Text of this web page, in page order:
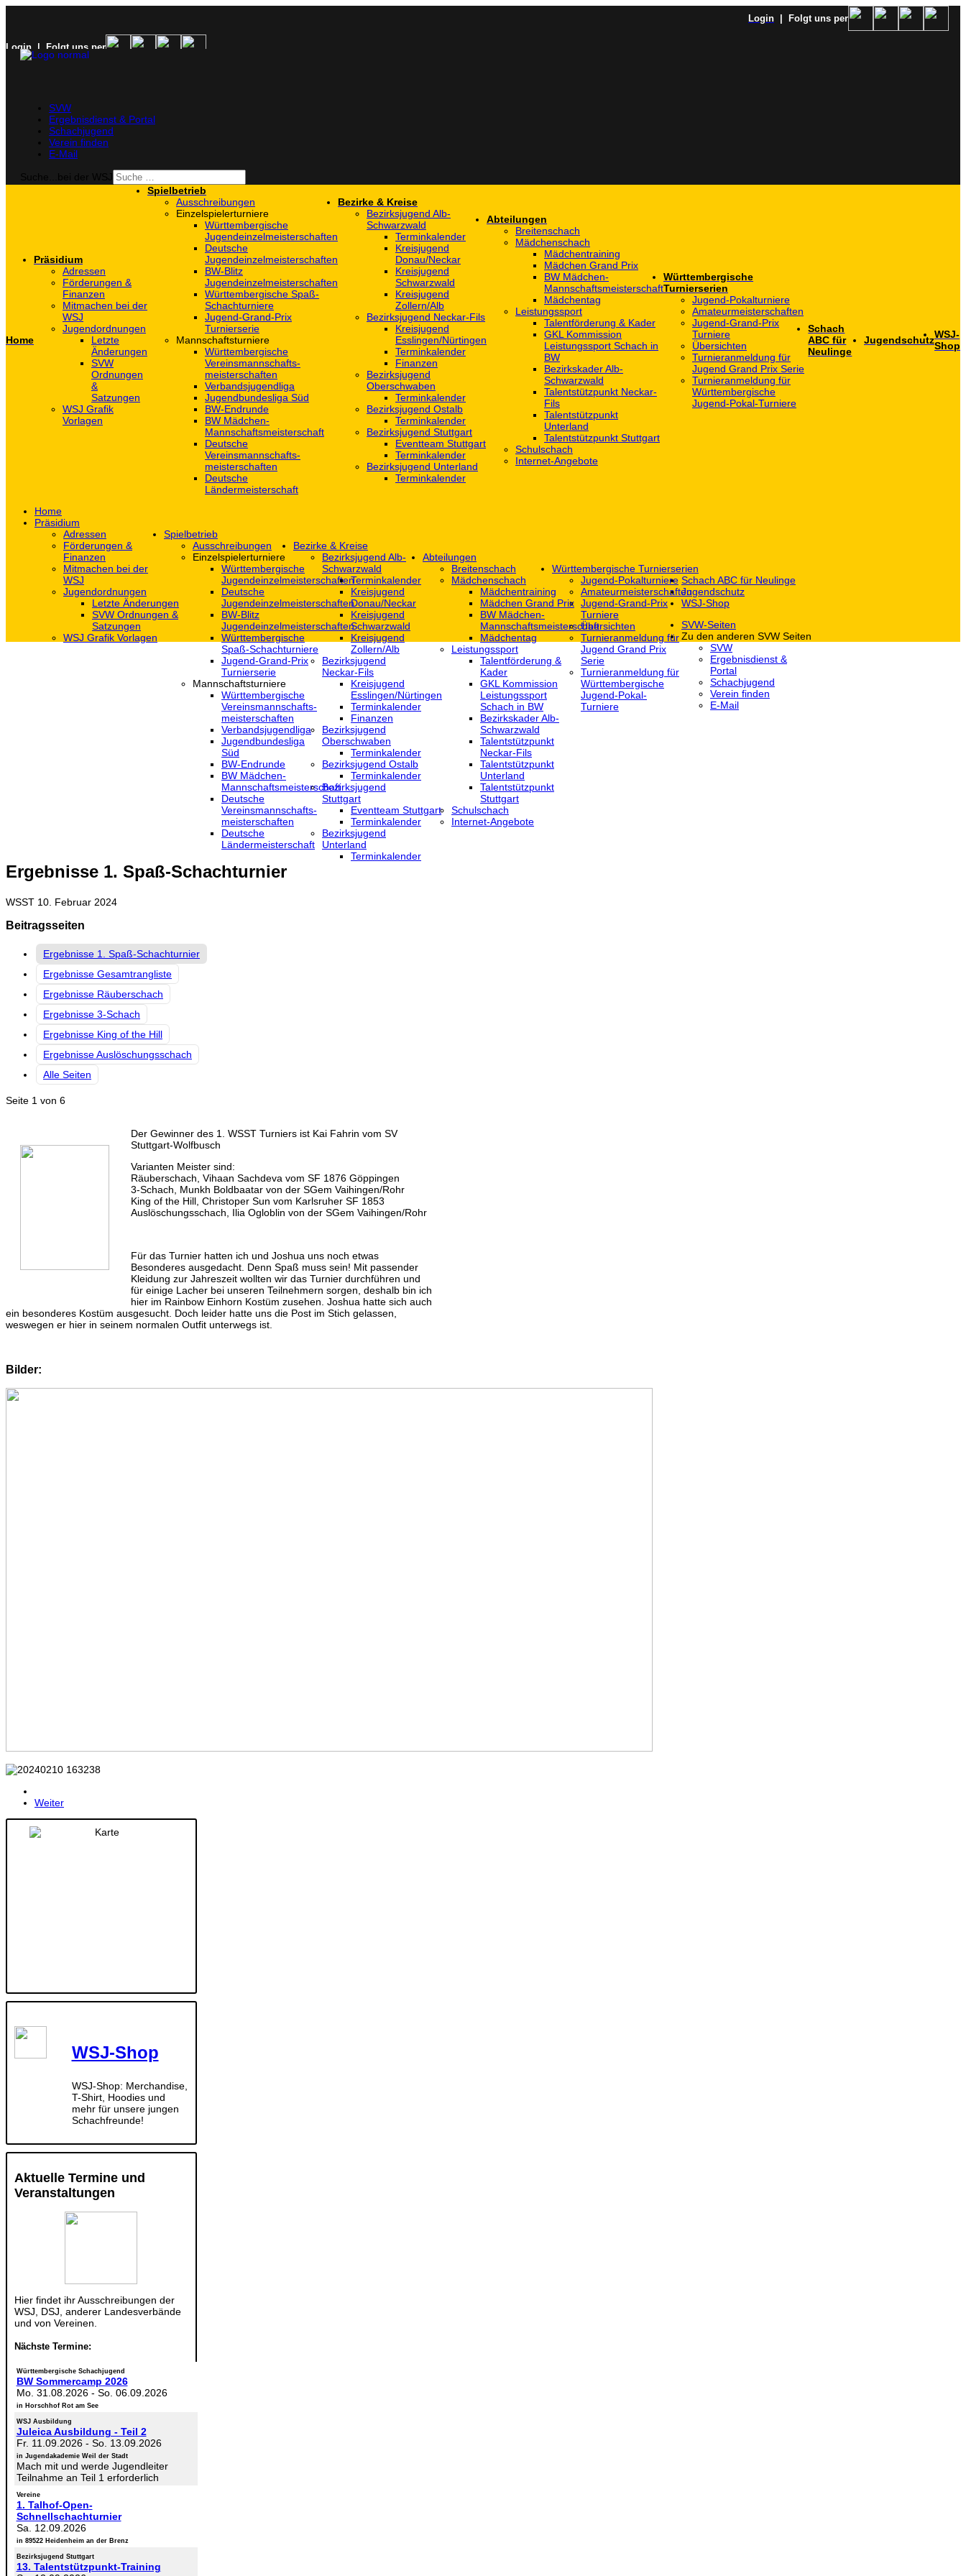
Login | Folgt uns per
Login | Folgt uns per
SVW
Ergebnisdienst & Portal
Schachjugend
Verein finden
E-Mail
Home
Präsidium
Adressen
Förderungen &
Finanzen
Mitmachen bei der
WSJ
Jugendordnungen
Letzte
Änderungen
SVW
Ordnungen
&
Satzungen
WSJ Grafik
Vorlagen
Spielbetrieb
Ausschreibungen
Einzelspielerturniere
Württembergische
Jugendeinzelmeisterschaften
Deutsche
Jugendeinzelmeisterschaften
BW-Blitz
Jugendeinzelmeisterschaften
Württembergische Spaß-
Schachturniere
Jugend-Grand-Prix
Turnierserie
Mannschaftsturniere
Württembergische
Vereinsmannschafts-
meisterschaften
Verbandsjugendliga
Jugendbundesliga Süd
BW-Endrunde
BW Mädchen-
Mannschaftsmeisterschaft
Deutsche
Vereinsmannschafts-
meisterschaften
Deutsche
Ländermeisterschaft
Bezirke & Kreise
Bezirksjugend Alb-
Schwarzwald
Terminkalender
Kreisjugend
Donau/Neckar
Kreisjugend
Schwarzwald
Kreisjugend
Zollern/Alb
Bezirksjugend Neckar-Fils
Kreisjugend
‎Esslingen/Nürtingen
Terminkalender
Finanzen
Bezirksjugend
Oberschwaben
Terminkalender
Bezirksjugend Ostalb
Terminkalender
Bezirksjugend Stuttgart
‎Eventteam Stuttgart
Terminkalender
Bezirksjugend Unterland
Terminkalender
Abteilungen
Breitenschach
Mädchenschach
Mädchentraining
Mädchen Grand Prix
BW Mädchen-
Mannschaftsmeisterschaft
Mädchentag
Leistungssport
Talentförderung & Kader
GKL Kommission
Leistungssport Schach in
BW
Bezirkskader Alb-
Schwarzwald
Talentstützpunkt Neckar-
Fils
Talentstützpunkt
Unterland
Talentstützpunkt Stuttgart
Schulschach
Internet-Angebote
Württembergische
Turnierserien
Jugend-Pokalturniere
Amateurmeisterschaften
Jugend-Grand-Prix
Turniere
Übersichten
Turnieranmeldung für
Jugend Grand Prix Serie
Turnieranmeldung für
Württembergische
Jugend-Pokal-Turniere
Schach
ABC für
Neulinge
JugendschutzWSJ-
Shop
Home
Präsidium
Adressen
Förderungen &
Finanzen
Mitmachen bei der
WSJ
Jugendordnungen
Letzte Änderungen
SVW Ordnungen &
Satzungen
WSJ Grafik Vorlagen
Spielbetrieb
Ausschreibungen
Einzelspielerturniere
Württembergische
Jugendeinzelmeisterschaften
Deutsche
Jugendeinzelmeisterschaften
BW-Blitz
Jugendeinzelmeisterschaften
Württembergische
Spaß-Schachturniere
Jugend-Grand-Prix
Turnierserie
Mannschaftsturniere
Württembergische
Vereinsmannschafts-
meisterschaften
Verbandsjugendliga
Jugendbundesliga
Süd
BW-Endrunde
BW Mädchen-
Mannschaftsmeisterschaft
Deutsche
Vereinsmannschafts-
meisterschaften
Deutsche
Ländermeisterschaft
Bezirke & Kreise
Bezirksjugend Alb-
Schwarzwald
Terminkalender
Kreisjugend
Donau/Neckar
Kreisjugend
Schwarzwald
Kreisjugend
Zollern/Alb
Bezirksjugend
Neckar-Fils
Kreisjugend
‎Esslingen/Nürtingen
Terminkalender
Finanzen
Bezirksjugend
Oberschwaben
Terminkalender
Bezirksjugend Ostalb
Terminkalender
Bezirksjugend
Stuttgart
‎Eventteam Stuttgart
Terminkalender
Bezirksjugend
Unterland
Terminkalender
Abteilungen
Breitenschach
Mädchenschach
Mädchentraining
Mädchen Grand Prix
BW Mädchen-
Mannschaftsmeisterschaft
Mädchentag
Leistungssport
Talentförderung &
Kader
GKL Kommission
Leistungssport
Schach in BW
Bezirkskader Alb-
Schwarzwald
Talentstützpunkt
Neckar-Fils
Talentstützpunkt
Unterland
Talentstützpunkt
Stuttgart
Schulschach
Internet-Angebote
Württembergische Turnierserien
Jugend-Pokalturniere
Amateurmeisterschaften
Jugend-Grand-Prix
Turniere
Übersichten
Turnieranmeldung für
Jugend Grand Prix
Serie
Turnieranmeldung für
Württembergische
Jugend-Pokal-
Turniere
Schach ABC für Neulinge
Jugendschutz
WSJ-Shop
SVW-Seiten
Zu den anderen SVW Seiten
SVW
Ergebnisdienst &
Portal
Schachjugend
Verein finden
E-Mail
Ergebnisse 1. Spaß-Schachturnier
WSST 10. Februar 2024
Beitragsseiten
Ergebnisse 1. Spaß-Schachturnier
Ergebnisse Gesamtrangliste
Ergebnisse Räuberschach
Ergebnisse 3-Schach
Ergebnisse King of the Hill
Ergebnisse Auslöschungsschach
Alle Seiten
Seite 1 von 6
Der Gewinner des 1. WSST Turniers ist Kai Fahrin vom SV
Stuttgart-Wolfbusch
Varianten Meister sind:
Räuberschach, Vihaan Sachdeva vom SF 1876 Göppingen
3-Schach, Munkh Boldbaatar von der SGem Vaihingen/Rohr
King of the Hill, Christoper Sun vom Karlsruher SF 1853
Auslöschungsschach, Ilia Ogloblin von der SGem Vaihingen/Rohr
Für das Turnier hatten ich und Joshua uns noch etwas
Besonderes ausgedacht. Denn Spaß muss sein! Mit passender
Kleidung zur Jahreszeit wollten wir das Turnier durchführen und
für einige Lacher bei unseren Teilnehmern sorgen, deshalb bin ich
hier im Rainbow Einhorn Kostüm zusehen. Joshua hatte sich auch
ein besonderes Kostüm ausgesucht. Doch leider hatte uns die Post im Stich gelassen,
weswegen er hier in seinem normalen Outfit unterwegs ist.
Bilder:
Weiter
WSJ-Shop
WSJ-Shop: Merchandise,
T-Shirt, Hoodies und
mehr für unsere jungen
Schachfreunde!
Aktuelle Termine und
Veranstaltungen
Hier findet ihr Ausschreibungen der
WSJ, DSJ, anderer Landesverbände
und von Vereinen.
Nächste Termine:
Württembergische Schachjugend
BW Sommercamp 2026
Mo. 31.08.2026- So. 06.09.2026
in Horschhof Rot am See
WSJ Ausbildung
Juleica Ausbildung - Teil 2
Fr. 11.09.2026- So. 13.09.2026
in Jugendakademie Weil der Stadt
Mach mit und werde Jugendleiter
Teilnahme an Teil 1 erforderlich
Vereine
1. Talhof-Open-
Schnellschachturnier
Sa. 12.09.2026
in 89522 Heidenheim an der Brenz
Bezirksjugend Stuttgart
13. Talentstützpunkt-Training